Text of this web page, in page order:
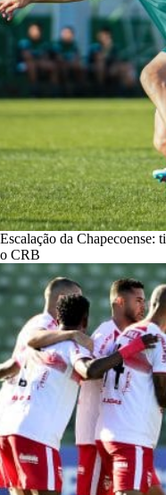
Escalação da Chapecoense:
o CRB